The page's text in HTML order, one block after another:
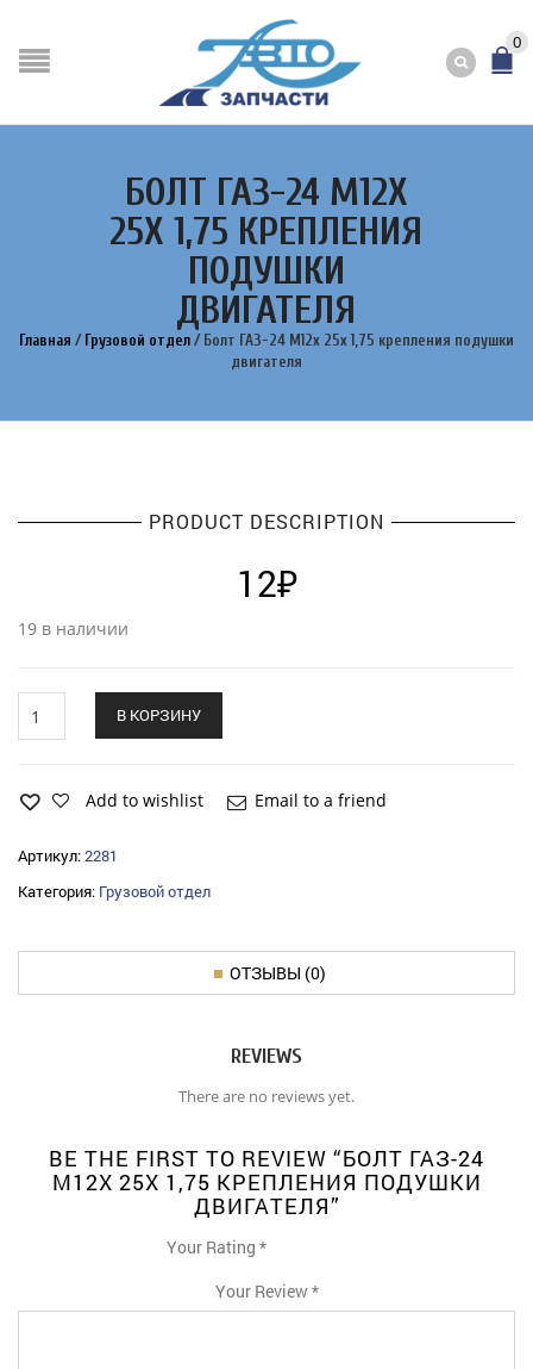
0
БОЛТ ГАЗ-24 М12Х
25Х 1,75 КРЕПЛЕНИЯ
ПОДУШКИ
ДВИГАТЕЛЯ
Главная / Грузовой отдел / Болт ГАЗ-24 М12х 25х 1,75 крепления подушки
двигателя
PRODUCT DESCRIPTION
12₽
19 в наличии
ГАЗ-24
1,75
подушки
двигателя
quantity
В КОРЗИНУ
Add to wishlist Email to a friend
Артикул:2281
Категория: Грузовой отдел
ОТЗЫВЫ (0)
REVIEWS
There are no reviews yet.
BE THE FIRST TO REVIEW “БОЛТ ГАЗ-24
М12Х 25Х 1,75 КРЕПЛЕНИЯ ПОДУШКИ
ДВИГАТЕЛЯ”
Your Rating *
1 4
Your Review *